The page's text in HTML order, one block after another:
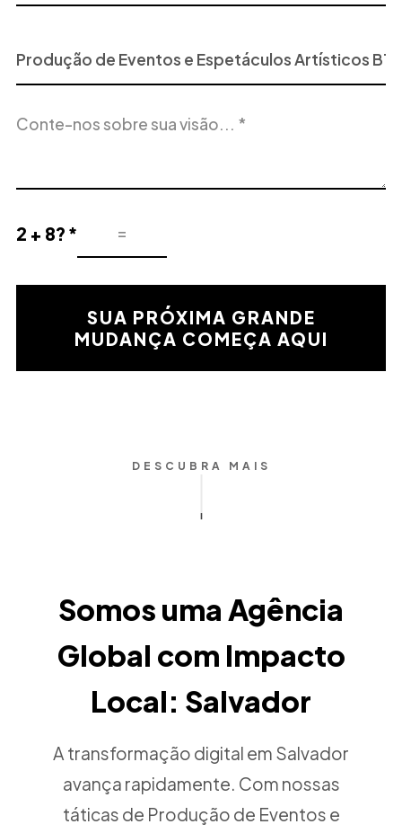
ou
Serviço
Interesse
do
2 + 8? *
Resultado
la
matemática
SUA PRÓXIMA GRANDE
MUDANÇA COMEÇA AQUI
DESCUBRA MAIS
Somos uma Agência
Global com Impacto
Local: Salvador
A transformação digital em Salvador
avança rapidamente. Com nossas
táticas de Produção de Eventos e